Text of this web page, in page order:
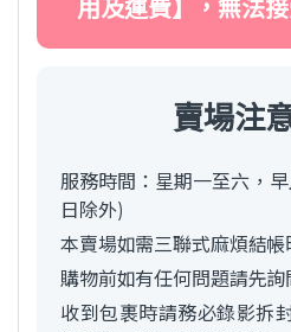
用及運費】，無法
賣場注
服務時間：星期一至六，
日除外)
本賣場如需三聯式麻煩結帳
購物前如有任何問題請先詢
收到包裹時請務必錄影拆